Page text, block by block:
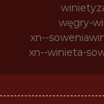
węgry-
xn--
xn--winieta-